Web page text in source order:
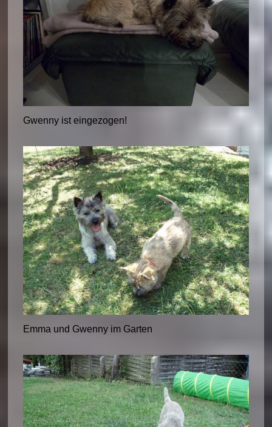
Gwenny ist eingezogen!
Emma und Gwenny im Garten